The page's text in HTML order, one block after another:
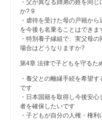
・父が異なる姉弟の姓を同
か? 9
・虐待を受けた母の戸籍か
を今後も名乗ることはできま
・特別養子縁組で、実父母
場合はどうなりますか?
第4章 法律で子どもを守るた
・養父との離縁手続を希望
です
・日本国籍を取得し今後安
者を確保したいです
・子どもが自分の人権・権